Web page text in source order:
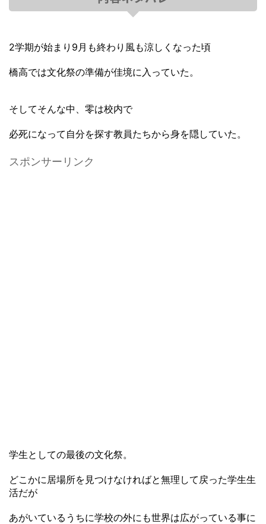
2学期が始まり9月も終わり風も涼しくなった頃
橋高では文化祭の準備が佳境に入っていた。
そしてそんな中、零は校内で
必死になって自分を探す教員たちから身を隠していた。
スポンサーリンク
学生としての最後の文化祭。
どこかに居場所を見つけなければと無理して戻った学生生
活だが
あがいているうちに学校の外にも世界は広がっている事に